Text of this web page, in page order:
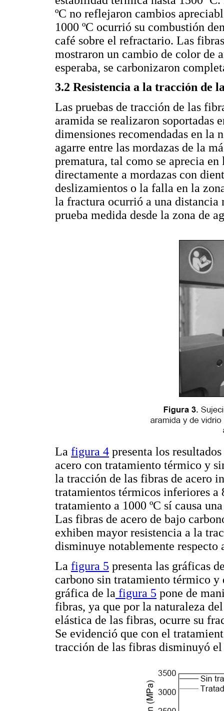
ºC no reflejaron cambios
1000 ºC ocurrió su combustión
café sobre el refractario. Las
mostraron un cambio de color de
esperaba, se carbonizaron
3.2 Resistencia a la tracción de
Las pruebas de tracción de las
aramida se realizaron soportadas
dimensiones recomendadas en
agarre entre las mordazas de la
prematura, tal como se aprecia
directamente a mordazas con
deslizamientos o la falla en la
la fractura ocurrió a una
prueba medida desde la zona de
La figura 4 presenta los
acero con tratamiento térmico y
la tracción de las fibras de acero
tratamientos térmicos inferiores a
tratamiento a 1000 ºC sí causa
Las fibras de acero de bajo
exhiben mayor resistencia a la
disminuye notablemente respecto
La figura 5 presenta las gráficas
carbono sin tratamiento térmico y
gráfica de la figura 5 pone de
fibras, ya que por la naturaleza
elástica de las fibras, ocurre su
Se evidenció que con el
tracción de las fibras disminuyó